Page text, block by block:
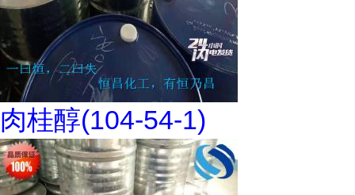
肉桂醇(104-54-1)